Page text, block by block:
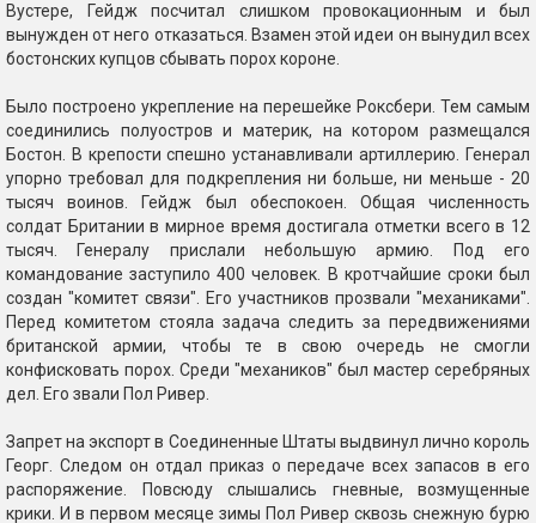
Вустере, Гейдж посчитал слишком провокационным и был
вынужден от него отказаться. Взамен этой идеи он вынудил всех
бостонских купцов сбывать порох короне.
Было построено укрепление на перешейке Роксбери. Тем самым
соединились полуостров и материк, на котором размещался
Бостон. В крепости спешно устанавливали артиллерию. Генерал
упорно требовал для подкрепления ни больше, ни меньше - 20
тысяч воинов. Гейдж был обеспокоен. Общая численность
солдат Британии в мирное время достигала отметки всего в 12
тысяч. Генералу прислали небольшую армию. Под его
командование заступило 400 человек. В кротчайшие сроки был
создан "комитет связи". Его участников прозвали "механиками".
Перед комитетом стояла задача следить за передвижениями
британской армии, чтобы те в свою очередь не смогли
конфисковать порох. Среди "механиков" был мастер серебряных
дел. Его звали Пол Ривер.
Запрет на экспорт в Соединенные Штаты выдвинул лично король
Георг. Следом он отдал приказ о передаче всех запасов в его
распоряжение. Повсюду слышались гневные, возмущенные
крики. И в первом месяце зимы Пол Ривер сквозь снежную бурю